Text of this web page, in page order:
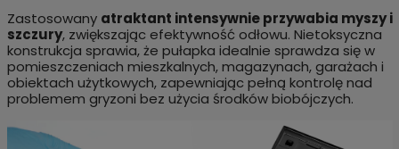
Zastosowany atraktant intensywnie przywabia myszy i
szczury, zwiększając efektywność odłowu. Nietoksyczna
konstrukcja sprawia, że pułapka idealnie sprawdza się w
pomieszczeniach mieszkalnych, magazynach, garażach i
obiektach użytkowych, zapewniając pełną kontrolę nad
problemem gryzoni bez użycia środków biobójczych.